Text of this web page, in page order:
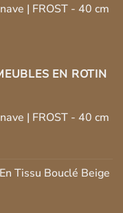
| FROST - 40 cm
EN ROTIN
| FROST - 40 cm
Tissu Bouclé Beige